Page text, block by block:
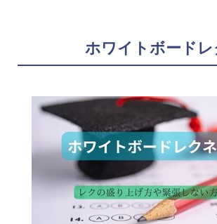
ホワイトボードレ